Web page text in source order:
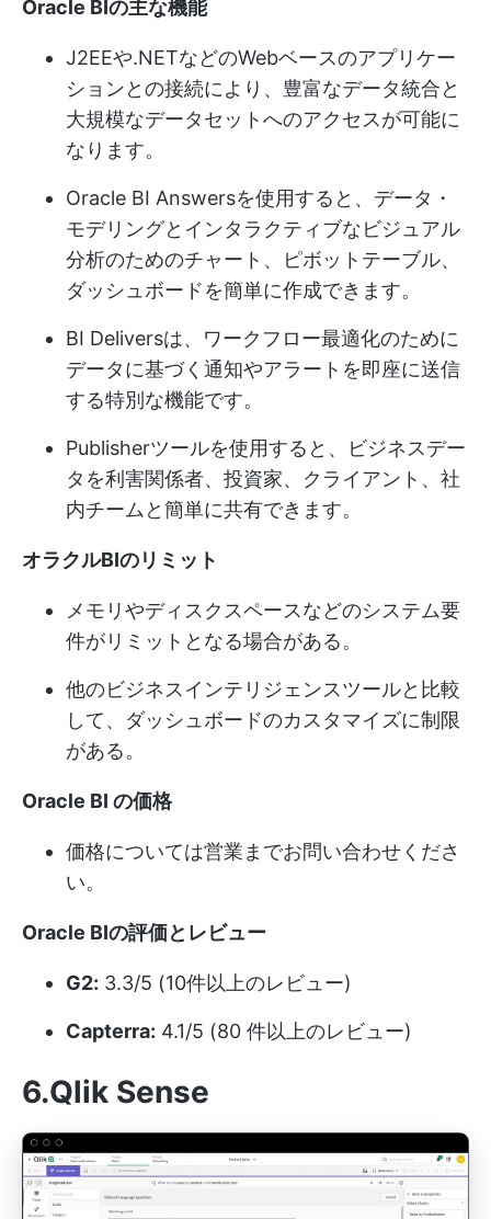
Oracle BIの主な機能
J2EEや.NETなどのWebベースのアプリケー
ションとの接続により、豊富なデータ統合と
大規模なデータセットへのアクセスが可能に
なります。
Oracle BI Answersを使用すると、データ・
モデリングとインタラクティブなビジュアル
分析のためのチャート、ピボットテーブル、
ダッシュボードを簡単に作成できます。
BI Deliversは、ワークフロー最適化のために
データに基づく通知やアラートを即座に送信
する特別な機能です。
Publisherツールを使用すると、ビジネスデー
タを利害関係者、投資家、クライアント、社
内チームと簡単に共有できます。
オラクルBIのリミット
メモリやディスクスペースなどのシステム要
件がリミットとなる場合がある。
他のビジネスインテリジェンスツールと比較
して、ダッシュボードのカスタマイズに制限
がある。
Oracle BI の価格
価格については営業までお問い合わせくださ
い。
Oracle BIの評価とレビュー
G2: 3.3/5 (10件以上のレビュー)
Capterra: 4.1/5 (80 件以上のレビュー)
6.Qlik Sense